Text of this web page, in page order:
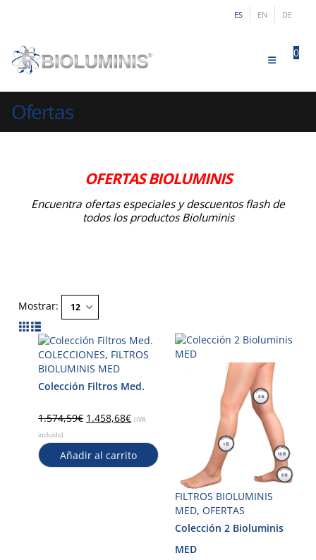
ES EN DE
0
Ofertas
OFERTAS BIOLUMINIS
Encuentra ofertas especiales y descuentos flash de
todos los productos Bioluminis
Mostrar:
COLECCIONES, FILTROS
BIOLUMINIS MED
Colección Filtros Med.
1.574,59€ 1.458,68€ (IVA
incluido)
Añadir al carrito
FILTROS BIOLUMINIS
MED, OFERTAS
Colección 2 Bioluminis
MED